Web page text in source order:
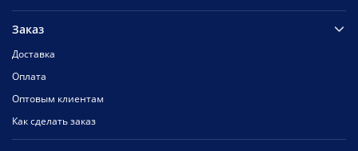
Заказ
Доставка
Оплата
Оптовым клиентам
Как сделать заказ